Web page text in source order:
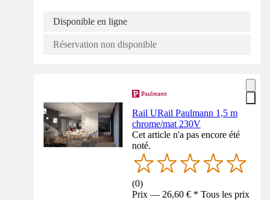
Disponible en ligne
Réservation non disponible
Rail URail Paulmann 1,5 m
chrome/mat 230V
Cet article n'a pas encore été
noté.
(0)
Prix — 26,60 € * Tous les prix